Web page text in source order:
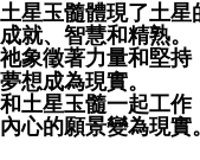
土星玉髓體現了土星
成就、智慧和精熟。
祂象徵著力量和堅
夢想成為現實。
和土星玉髓一起工
內心的願景變為現實。